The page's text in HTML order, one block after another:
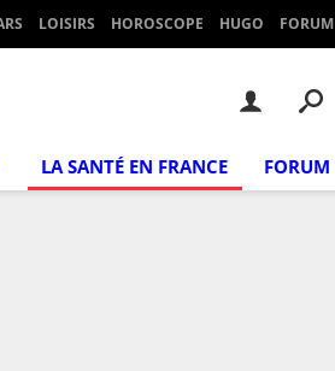
LOISIRS HOROSCOPE HUGO FORUM
LA SANTÉ EN FRANCE FORUM